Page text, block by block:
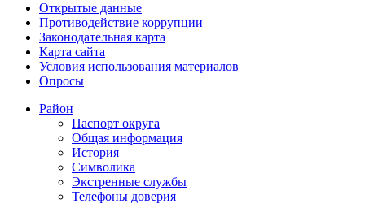
Открытые данные
Противодействие коррупции
Законодательная карта
Карта сайта
Условия использования материалов
Опросы
Район
Паспорт округа
Общая информация
История
Символика
Экстренные службы
Телефоны доверия